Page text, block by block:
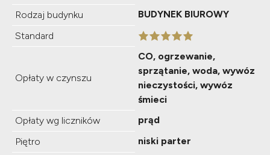
Rodzaj budynku
BUDYNEK BIUROWY
Standard
Opłaty w czynszu
CO, ogrzewanie,
sprzątanie, woda, wywóz
nieczystości, wywóz
śmieci
Opłaty wg liczników
prąd
Piętro
niski parter